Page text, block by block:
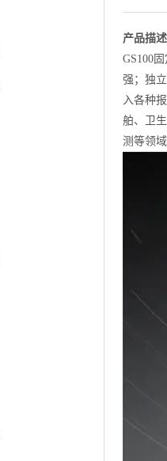
产品描述
GS100
强；独
入各种
舶、卫
测等领